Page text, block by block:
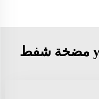
Why choose وييying مضخة شفط